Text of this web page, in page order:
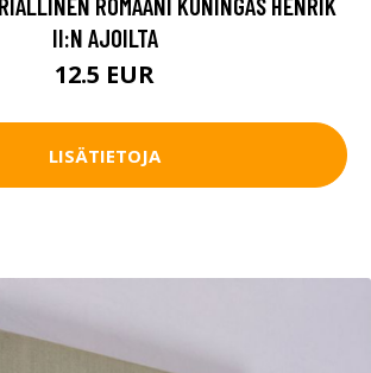
II:N AJOILTA
12.5 EUR
LISÄTIETOJA